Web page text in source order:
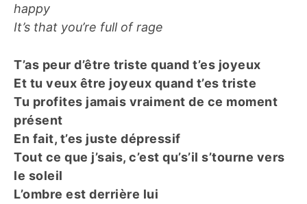
happy
It’s that you’re full of rage
T’as peur d’être triste quand t’es joyeux
Et tu veux être joyeux quand t’es triste
Tu profites jamais vraiment de ce moment
présent
En fait, t’es juste dépressif
Tout ce que j’sais, c’est qu’s’il s’tourne vers
le soleil
L’ombre est derrière lui